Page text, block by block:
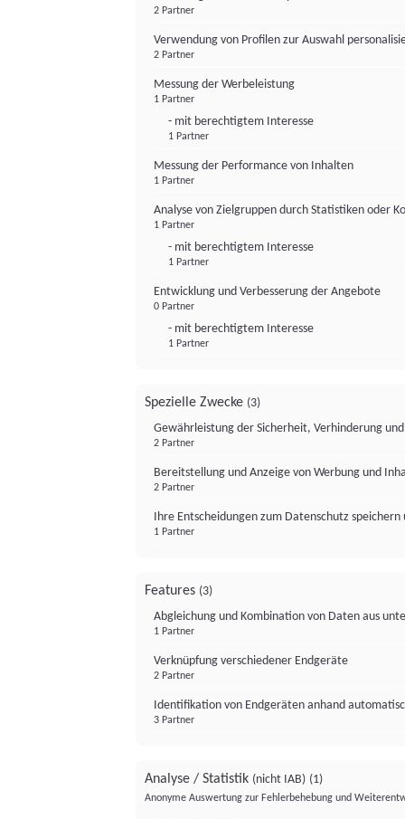
2 Partner
Verwendung von Profilen zur Auswahl
2 Partner
Messung der Werbeleistung
1 Partner
- mit berechtigtem Interesse
1 Partner
Messung der Performance von Inhalten
1 Partner
Analyse von Zielgruppen durch Statistiken oder
1 Partner
- mit berechtigtem Interesse
1 Partner
Entwicklung und Verbesserung der Angebote
0 Partner
- mit berechtigtem Interesse
1 Partner
Spezielle Zwecke (3)
Gewährleistung der Sicherheit, Verhinderung
2 Partner
Bereitstellung und Anzeige von Werbung und
2 Partner
Ihre Entscheidungen zum Datenschutz
1 Partner
Features (3)
Abgleichung und Kombination von Daten aus
1 Partner
Verknüpfung verschiedener Endgeräte
2 Partner
Identifikation von Endgeräten anhand
3 Partner
Analyse / Statistik (nicht IAB) (1)
Anonyme Auswertung zur Fehlerbehebung und